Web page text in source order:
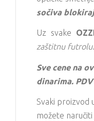
sočiva
Uz svake
zaštitnu futrolu.
Sve cene na
dinarima.
Svaki proizvod
možete